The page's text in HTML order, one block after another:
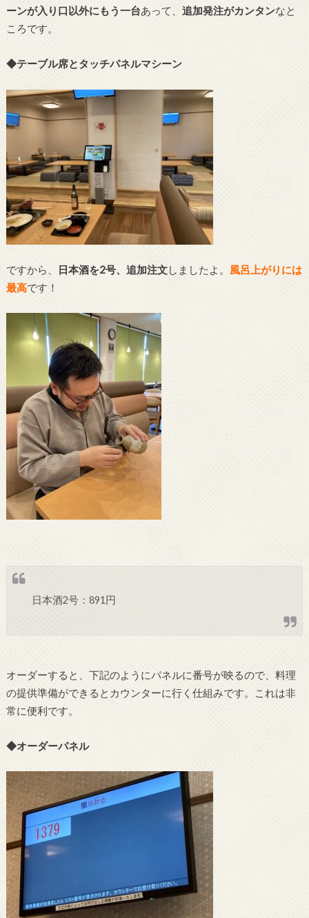
ーンが入り口以外にもう一台あって、 追加発注がカンタンなと
ころです。
◆テーブル席とタッチパネルマシーン
ですから、 日本酒を2号、追加注文しましたよ。
風呂上がりには
最高です！
日本酒2号：891円
オーダーすると、下記のようにパネルに番号が映るので、料理
の提供準備ができるとカウンターに行く仕組みです。これは非
常に便利です。
◆オーダーパネル